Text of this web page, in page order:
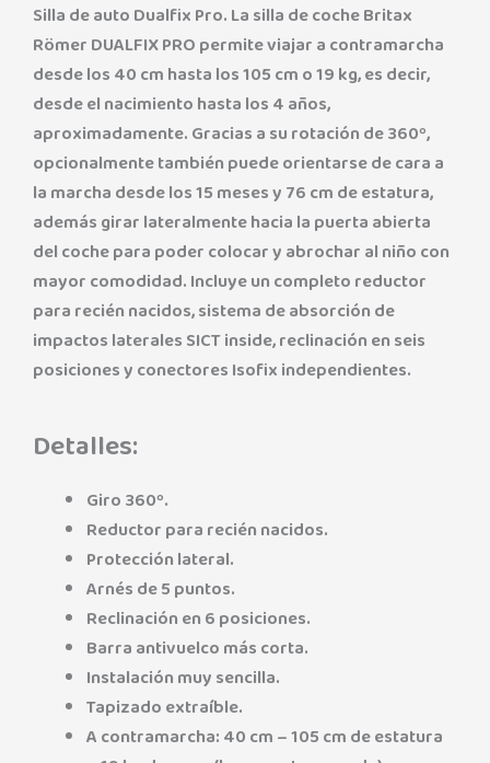
Silla de auto Dualfix Pro. La silla de coche Britax
Römer DUALFIX PRO permite viajar a contramarcha
desde los 40 cm hasta los 105 cm o 19 kg, es decir,
desde el nacimiento hasta los 4 años,
aproximadamente. Gracias a su rotación de 360º,
opcionalmente también puede orientarse de cara a
la marcha desde los 15 meses y 76 cm de estatura,
además girar lateralmente hacia la puerta abierta
del coche para poder colocar y abrochar al niño con
mayor comodidad. Incluye un completo reductor
para recién nacidos, sistema de absorción de
impactos laterales SICT inside, reclinación en seis
posiciones y conectores Isofix independientes.
Detalles:
Giro 360º.
Reductor para recién nacidos.
Protección lateral.
Arnés de 5 puntos.
Reclinación en 6 posiciones.
Barra antivuelco más corta.
Instalación muy sencilla.
Tapizado extraíble.
A contramarcha: 40 cm – 105 cm de estatura